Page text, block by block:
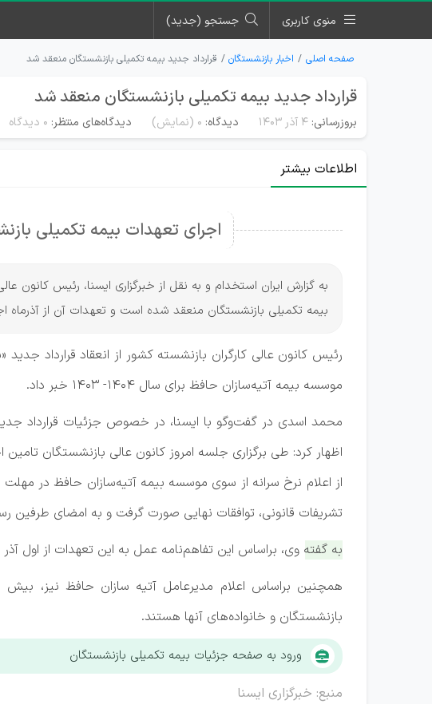
منوی کاربری جستجو (جدید)
صفحه اصلی اخبار بازنشستگان قرارداد جدید بیمه تکمیلی بازنشستگان منعقد شد
قرارداد جدید بیمه تکمیلی بازنشستگان منعقد شد
بروزرسانی: ۴ آذر ۱۴۰۳ دیدگاه: 0 (نمایش) دیدگاه‌های منتظر: ۰ دیدگاه
اطلاعات بیشتر
اجرای تعهدات بیمه تکمیلی
به گزارش ایران استخدام و به نقل از خبرگزاری ایسنا، رئیس کانون
بیمه تکمیلی بازنشستگان منعقد شده است و تعهدات آن از آذرماه
رئیس کانون عالی کارگران بازنشسته کشور از انعقاد قرارداد
موسسه بیمه آتیه‌سازان حافظ برای سال ۱۴۰۴- ۱۴۰۳ خبر داد.
محمد اسدی در گفت‌وگو با ایسنا،‌ در خصوص جزئیات قرارداد
اظهار کرد: طی برگزاری جلسه امروز کانون عالی بازنشستگان
از اعلام نرخ سرانه از سوی موسسه بیمه آتیه‌سازان حافظ در
تشریفات قانونی، توافقات نهایی صورت گرفت و به امضای طرفین
به گفته وی،‌ براساس این تفاهم‌نامه عمل به این تعهدات از اول آذر
بازنشستگان و خانواده‌های آنها هستند.
ورود به صفحه جزئیات بیمه تکمیلی بازنشستگان
منبع: خبرگزاری ایسنا